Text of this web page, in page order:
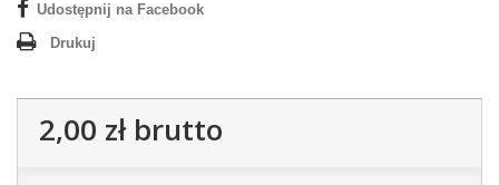
Udostępnij na Facebook
Drukuj
2,00 złbrutto